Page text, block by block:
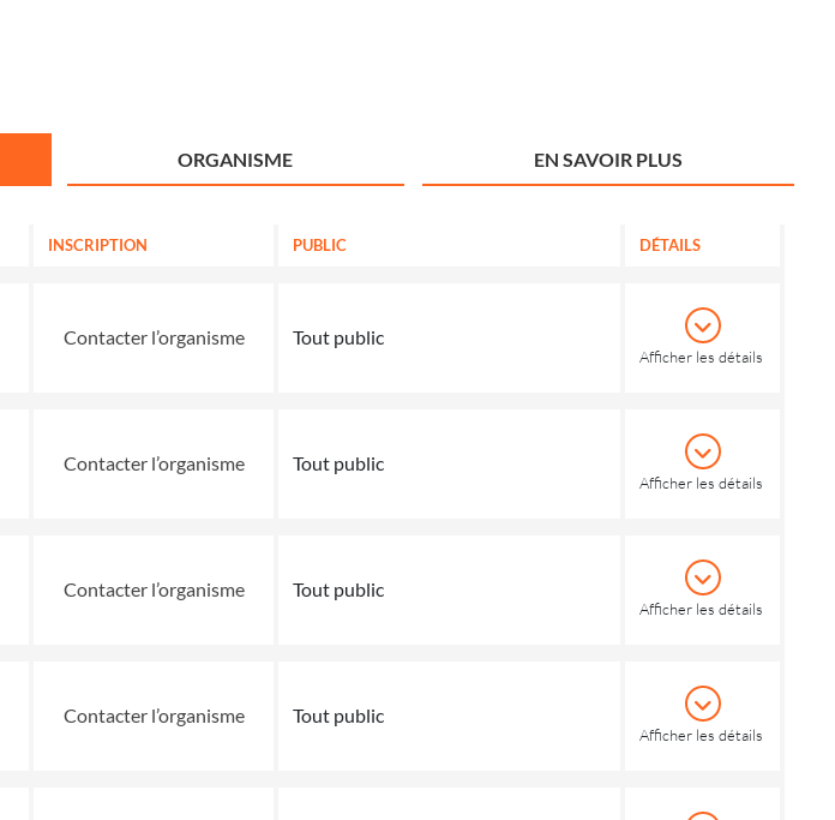
ORGANISME EN SAVOIR PLUS
INSCRIPTION PUBLIC DÉTAILS
Contacter l’organisme Tout public
Afficher les détails
Contacter l’organisme Tout public
Afficher les détails
Contacter l’organisme Tout public
Afficher les détails
Contacter l’organisme Tout public
Afficher les détails